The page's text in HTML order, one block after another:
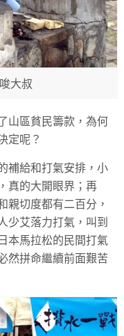
大叔
山區貧民籌款，為何
定呢？
補給和打氣安排，小
真的大開眼界；再
親切度都有二百分，
少艾落力打氣，叫到
本馬拉松的民間打氣
然拼命繼續前面艱苦